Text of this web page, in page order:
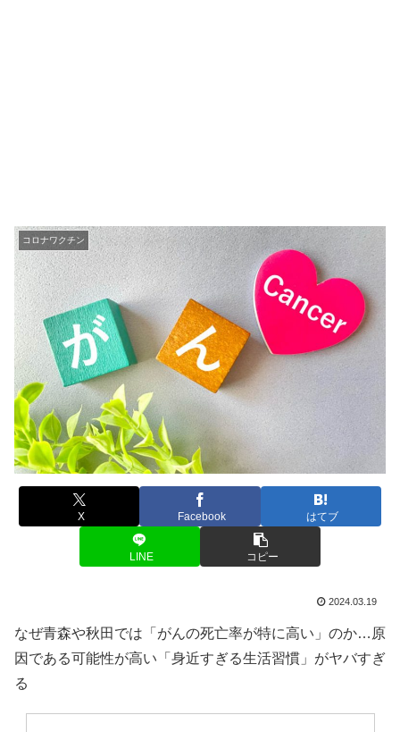
コロナワクチン
X Facebook はてブ
LINE コピー
2024.03.19
なぜ青森や秋田では「がんの死亡率が特に高い」のか…原
因である可能性が高い「身近すぎる生活習慣」がヤバすぎ
る